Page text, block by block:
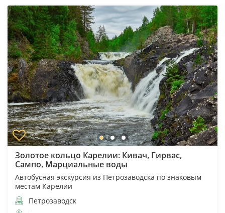
Золотое кольцо Карелии: Кивач, Гирвас,
Сампо, Марциальные воды
Автобусная экскурсия из Петрозаводска по знаковым
местам Карелии
Петрозаводск